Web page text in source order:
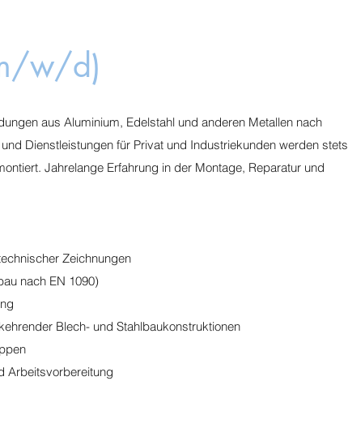
w/d)
aus Aluminium, Edelstahl und anderen Metallen nach
Dienstleistungen für Privat und Industriekunden werden stets
Jahrelange Erfahrung in der Montage, Reparatur und
Zeichnungen
nach EN 1090)
Blech- und Stahlbaukonstruktionen
Arbeitsvorbereitung